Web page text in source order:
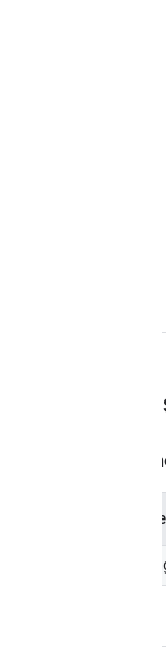
Untuk
Metode
URI